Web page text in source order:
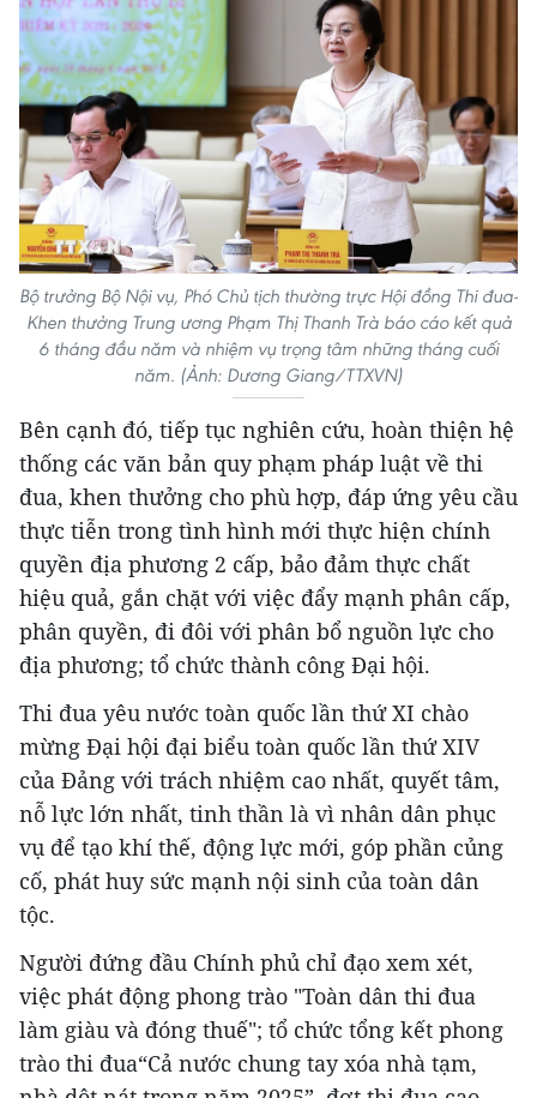
Bộ trưởng Bộ Nội vụ, Phó Chủ tịch thường trực Hội đồng Thi đua-
Khen thưởng Trung ương Phạm Thị Thanh Trà báo cáo kết quả
6 tháng đầu năm và nhiệm vụ trọng tâm những tháng cuối
năm. (Ảnh: Dương Giang/TTXVN)
Bên cạnh đó, tiếp tục nghiên cứu, hoàn thiện hệ
thống các văn bản quy phạm pháp luật về thi
đua, khen thưởng cho phù hợp, đáp ứng yêu cầu
thực tiễn trong tình hình mới thực hiện chính
quyền địa phương 2 cấp, bảo đảm thực chất
hiệu quả, gắn chặt với việc đẩy mạnh phân cấp,
phân quyền, đi đôi với phân bổ nguồn lực cho
địa phương; tổ chức thành công Đại hội.
Thi đua yêu nước toàn quốc lần thứ XI chào
mừng Đại hội đại biểu toàn quốc lần thứ XIV
của Đảng với trách nhiệm cao nhất, quyết tâm,
nỗ lực lớn nhất, tinh thần là vì nhân dân phục
vụ để tạo khí thế, động lực mới, góp phần củng
cố, phát huy sức mạnh nội sinh của toàn dân
tộc.
Người đứng đầu Chính phủ chỉ đạo xem xét,
việc phát động phong trào "Toàn dân thi đua
làm giàu và đóng thuế"; tổ chức tổng kết phong
trào thi đua“Cả nước chung tay xóa nhà tạm,